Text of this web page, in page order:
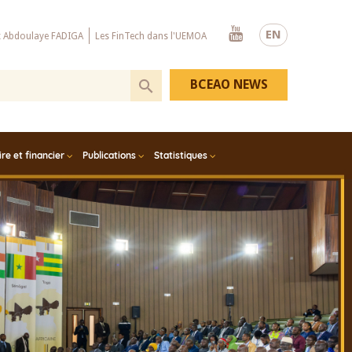
EN
Abdoulaye FADIGA Les FinTech dans l'UEMOA
Youtube
et financier Publications Statistiques
BCEAO NEWS